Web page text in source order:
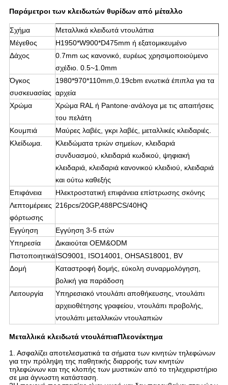
Παράμετροι των κλειδωτών θυρίδων από μέταλλο
Σχήμα
Μεταλλικά κλειδωτά ντουλάπια
Μέγεθος
H1950*W900*D475mm ή εξατομικευμένο
Δάχος
0.7mm ως κανονικό, ευρέως χρησιμοποιούμενο
σχέδιο. 0.5~1.0mm
Όγκος
συσκευασίας
1980*970*110mm,0.19cbm ενωτικά έπιπλα για τα
αρχεία
Χρώμα
Χρώμα RAL ή Pantone·ανάλογα με τις απαιτήσεις
του πελάτη
Κουμπιά
Μαύρες λαβές, γκρι λαβές, μεταλλικές κλειδαριές.
Κλείδωμα.
Κλειδώματα τριών σημείων, κλειδαριά
συνδυασμού, κλειδαριά κωδικού, ψηφιακή
κλειδαριά, κλειδαριά κανονικού κλειδιού, κλειδαριά
και ούτω καθεξής
Επιφάνεια
Ηλεκτροστατική επιφάνεια επίστρωσης σκόνης
Λεπτομέρειες
φόρτωσης
216pcs/20GP,488PCS/40HQ
Εγγύηση
Εγγύηση 3-5 ετών
Υπηρεσία
Δικαιούται OEM&ODM
ΠιστοποιητικάISO9001, ISO14001, OHSAS18001, BV
Δομή
Καταστροφή δομής, εύκολη συναρμολόγηση,
βολική για παράδοση
Λειτουργία
Υπηρεσιακό ντουλάπι αποθήκευσης, ντουλάπι
αρχειοθέτησης γραφείου, ντουλάπι προβολής,
ντουλάπι μεταλλικών ντουλαπιών
Μεταλλικά κλειδωτά ντουλάπιαΠλεονέκτημα
1. Ασφαλίζει αποτελεσματικά τα σήματα των κινητών τηλεφώνων
για την πρόληψη της παθητικής διαρροής των κινητών
τηλεφώνων και της κλοπής των μυστικών από το τηλεχειριστήριο
σε μια άγνωστη κατάσταση.